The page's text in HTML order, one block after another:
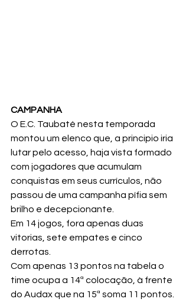
CAMPANHA
O E.C. Taubaté nesta temporada
montou um elenco que, a principio iria
lutar pelo acesso, haja vista formado
com jogadores que acumulam
conquistas em seus currículos, não
passou de uma campanha pífia sem
brilho e decepcionante.
Em 14 jogos, fora apenas duas
vitorias, sete empates e cinco
derrotas.
Com apenas 13 pontos na tabela o
time ocupa a 14ª colocação, à frente
do Audax que na 15ª soma 11 pontos.